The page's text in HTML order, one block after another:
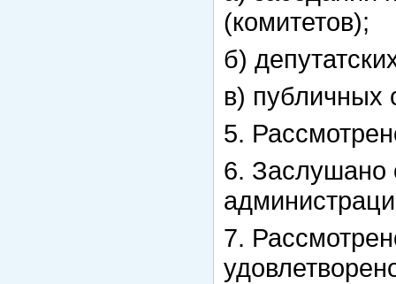
(комитетов);
б)
в) публичных
5.
6. Заслушано
7.